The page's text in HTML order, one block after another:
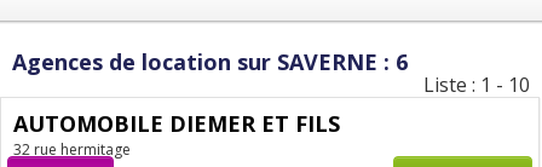
Agences de location sur SAVERNE : 6
Liste : 1 - 10
AUTOMOBILE DIEMER ET FILS
32 rue hermitage